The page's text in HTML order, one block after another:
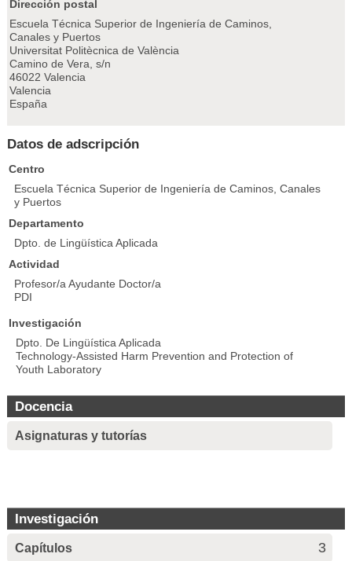
Dirección postal
Escuela Técnica Superior de Ingeniería de Caminos,
Canales y Puertos
Universitat Politècnica de València
Camino de Vera, s/n
46022 Valencia
Valencia
España
Datos de adscripción
Centro
Escuela Técnica Superior de Ingeniería de Caminos, Canales
y Puertos
Departamento
Dpto. de Lingüística Aplicada
Actividad
Profesor/a Ayudante Doctor/a
PDI
Investigación
Dpto. De Lingüística Aplicada
Technology-Assisted Harm Prevention and Protection of
Youth Laboratory
Docencia
Asignaturas y tutorías
Investigación
Capítulos 3